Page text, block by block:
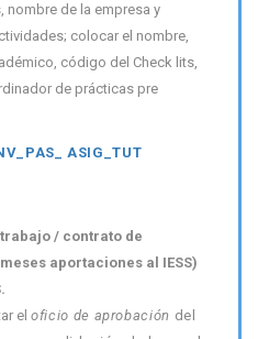
de la empresa y
colocar el nombre,
código del Check lits,
de prácticas pre
ASIG_TUT
/ contrato de
aportaciones al IESS)
el oficio de aprobación del